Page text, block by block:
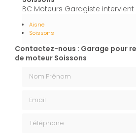
BC Moteurs Garagiste
Aisne
Soissons
Contactez-nous : Garage pour
de moteur Soissons